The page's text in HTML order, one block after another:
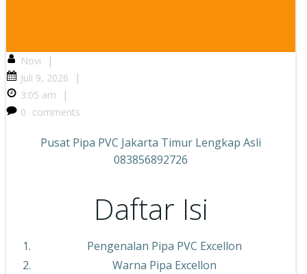
Novi |
Juli 9, 2026 |
3:05 am |
0 comments
Pusat Pipa PVC Jakarta Timur Lengkap Asli
083856892726
Daftar Isi
Pengenalan Pipa PVC Excellon
Warna Pipa Excellon